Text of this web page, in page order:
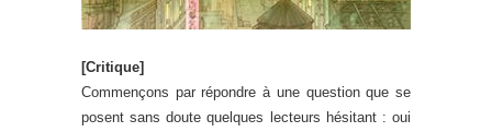
[Critique]
Commençons par répondre à une question que se
posent sans doute quelques lecteurs hésitant : oui